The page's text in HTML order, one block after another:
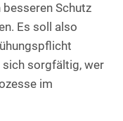
besseren Schutz
Es soll also
sich sorgfältig, wer
im